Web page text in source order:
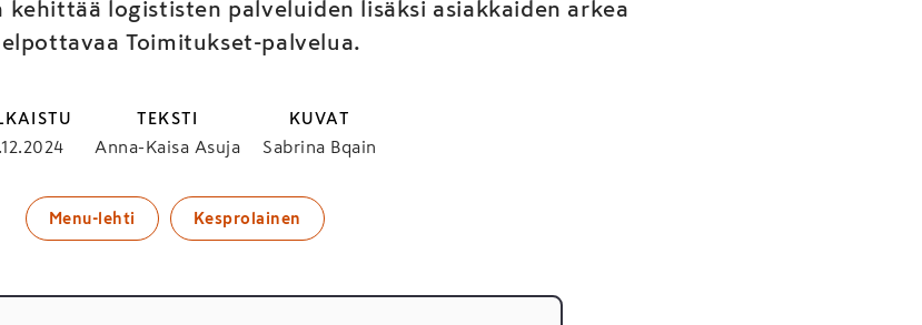
kehittää logististen palveluiden lisäksi asiakkaiden arkea
Toimitukset-palvelua.
TEKSTI
Anna-Kaisa Asuja
KUVAT
Sabrina Bqain
Menu-lehti Kesprolainen